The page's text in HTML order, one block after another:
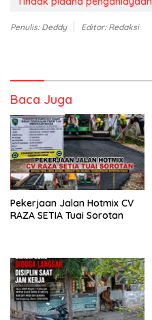
Penulis: Deddy Editor: Redaksi
Baca Juga
Pekerjaan Jalan Hotmix CV
RAZA SETIA Tuai Sorotan